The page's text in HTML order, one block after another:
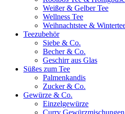
Weißer & Gelber Tee
Wellness Tee
Weihnachtstee &
Teezubehör
Siebe & Co.
Becher & Co.
Geschirr aus Glas
Süßes zum Tee
Palmenkandis
Zucker & Co.
Gewürze & Co.
Einzelgewürze
Curry Gewürzmischungen